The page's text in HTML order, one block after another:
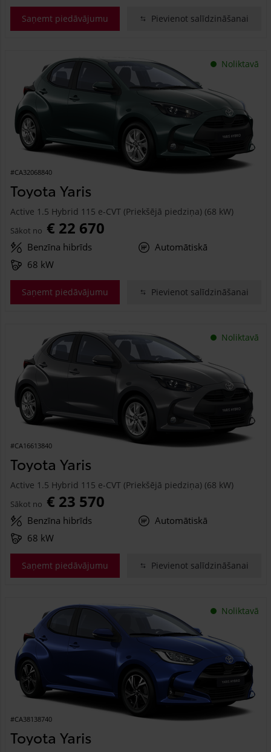
Saņemt piedāvājumu Pievienot salīdzināšanai
Noliktavā
#CA32068840
Toyota Yaris
Active 1.5 Hybrid 115 e-CVT (Priekšējā piedziņa) (68 kW)
Sākot no € 22 670
Benzīna hibrīds
Automātiskā
68 kW
Saņemt piedāvājumu Pievienot salīdzināšanai
Noliktavā
#CA16613840
Toyota Yaris
Active 1.5 Hybrid 115 e-CVT (Priekšējā piedziņa) (68 kW)
Sākot no € 23 570
Benzīna hibrīds
Automātiskā
68 kW
Saņemt piedāvājumu Pievienot salīdzināšanai
Noliktavā
#CA38138740
Toyota Yaris